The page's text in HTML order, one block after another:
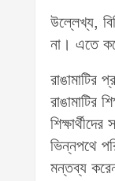
উল্লেখ্য,
না। এতে
রাঙামাটির
ভিন্নপথে
মন্তব্য